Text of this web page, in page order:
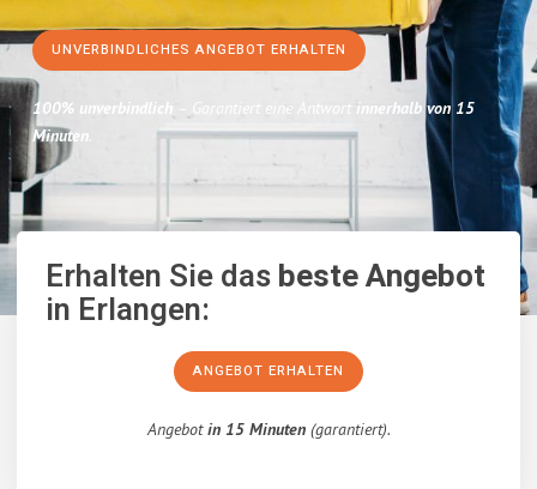
UNVERBINDLICHES ANGEBOT ERHALTEN
100% unverbindlich – Garantiert eine Antwort innerhalb von 15
Minuten.
Erhalten Sie dasbeste Angebot
in Erlangen:
ANGEBOT ERHALTEN
Angebotin 15 Minuten(garantiert).